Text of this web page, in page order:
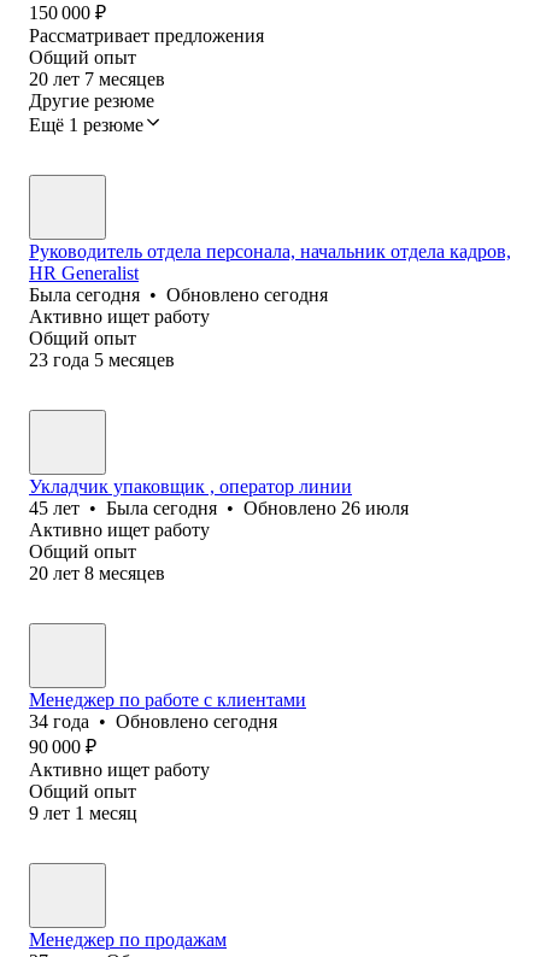
150 000 ₽
Рассматривает предложения
Общий опыт
20 лет 7 месяцев
Другие резюме
Ещё 1 резюме
Руководитель отдела персонала, начальник отдела кадров,
HR Generalist
Была сегодня • Обновлено сегодня
Активно ищет работу
Общий опыт
23 года 5 месяцев
Укладчик упаковщик , оператор линии
45 лет • Была сегодня • Обновлено 26 июля
Активно ищет работу
Общий опыт
20 лет 8 месяцев
Менеджер по работе с клиентами
34 года • Обновлено сегодня
90 000 ₽
Активно ищет работу
Общий опыт
9 лет 1 месяц
Менеджер по продажам